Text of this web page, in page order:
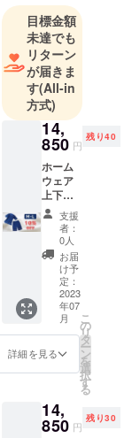
で代表取締
役就任。現
在もオン
リーワンの
商品開発に
取り組み続
けていま
目標金額
未達でも
リターン
が届きま
す(All-in
方式)
14,
850 円
残り40
ホーム
ウェア
上下
セッ
ト M-L
サイズ×
１セッ
価格
16,500
円の
10%OF
F
支援
者：
0人
お届
け予
定：
2023
年07
月
詳細を見る
こ
の
リ
タ
ー
ン
を
選
択
す
る
14,
850 円
残り30